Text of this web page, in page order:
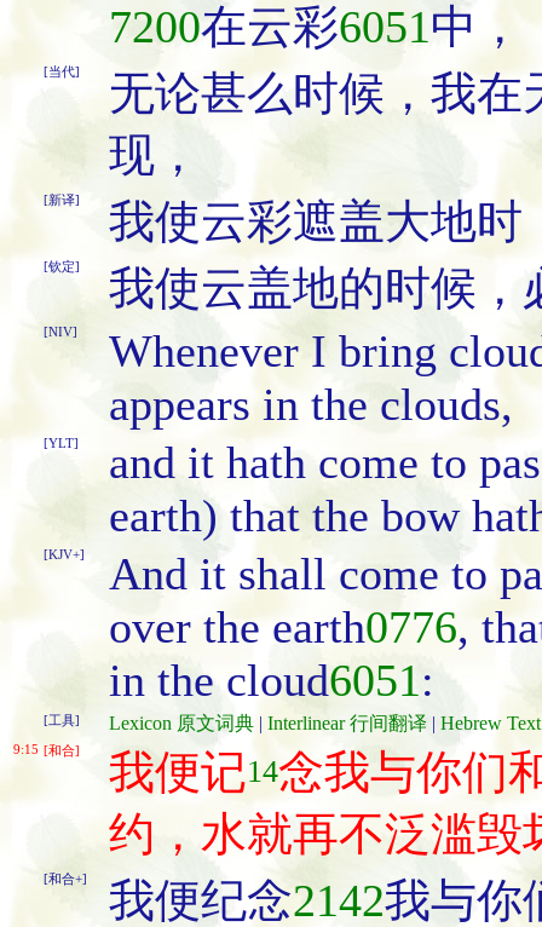
7200在云彩6051中，
[当代]
无论甚么时候，我
现，
[新译] 我使云彩遮盖大地时
[钦定] 我使云盖地的时候，
[NIV]
Whenever I bring
appears in the clouds,
[YLT]
and it hath come to
earth) that the bow
[KJV+]
And it shall come to
over the earth0776,
in the cloud6051:
[工具] Lexicon 原文词典 | Interlinear 行间翻译 | Hebrew
9:15 [和合] 我便记14念我与你们
约，水就再不泛滥毁
[和合+] 我便纪念2142我与你